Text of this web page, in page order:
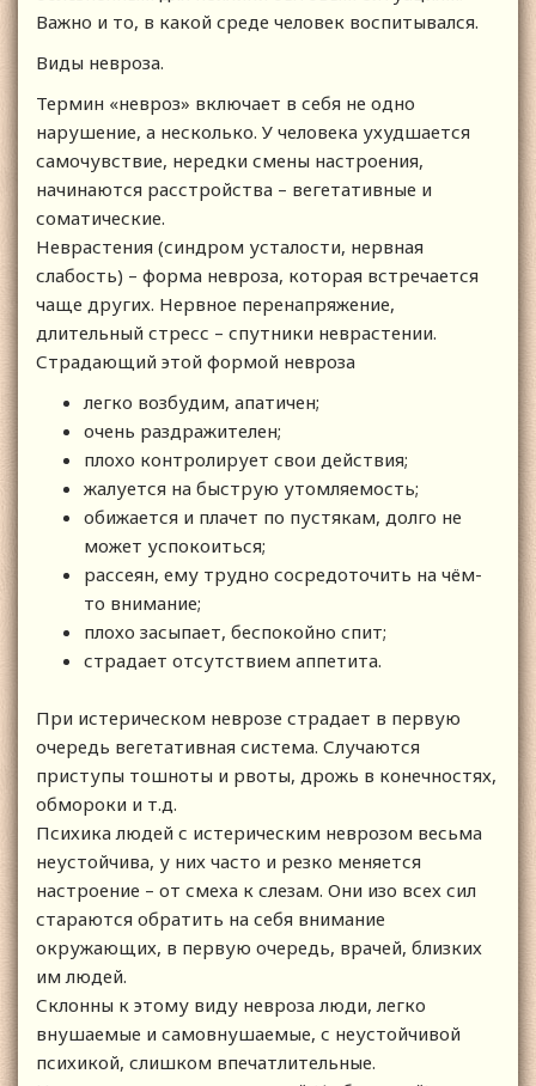
Важно и то, в какой среде человек воспитывался.
Виды невроза.
Термин «невроз» включает в себя не одно
нарушение, а несколько. У человека ухудшается
самочувствие, нередки смены настроения,
начинаются расстройства – вегетативные и
соматические.
Неврастения (синдром усталости, нервная
слабость) – форма невроза, которая встречается
чаще других. Нервное перенапряжение,
длительный стресс – спутники неврастении.
Страдающий этой формой невроза
легко возбудим, апатичен;
очень раздражителен;
плохо контролирует свои действия;
жалуется на быструю утомляемость;
обижается и плачет по пустякам, долго не
может успокоиться;
рассеян, ему трудно сосредоточить на чём-
то внимание;
плохо засыпает, беспокойно спит;
страдает отсутствием аппетита.
При истерическом неврозе страдает в первую
очередь вегетативная система. Случаются
приступы тошноты и рвоты, дрожь в конечностях,
обмороки и т.д.
Психика людей с истерическим неврозом весьма
неустойчива, у них часто и резко меняется
настроение – от смеха к слезам. Они изо всех сил
стараются обратить на себя внимание
окружающих, в первую очередь, врачей, близких
им людей.
Склонны к этому виду невроза люди, легко
внушаемые и самовнушаемые, с неустойчивой
психикой, слишком впечатлительные.